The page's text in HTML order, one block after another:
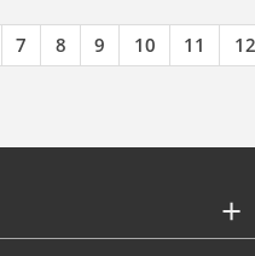
7 8 9 10 11 12